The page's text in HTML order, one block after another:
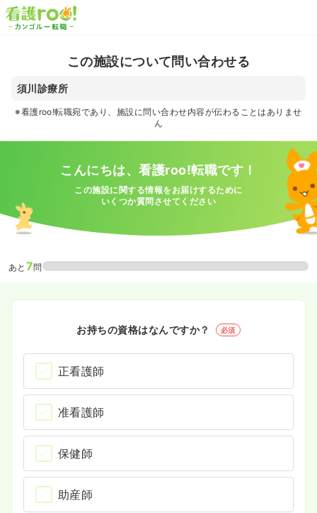
この施設について問い合わせる
須川診療所
※看護roo!転職宛であり、施設に問い合わせ内容が伝わることはありませ
ん
こんにちは、看護roo!転職です！
この施設に関する情報をお届けするために
いくつか質問させてください
あと 7問
お持ちの資格はなんですか？ 必須
正看護師
准看護師
保健師
助産師